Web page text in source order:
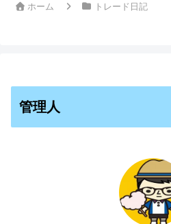
ホーム トレード日記
管理人